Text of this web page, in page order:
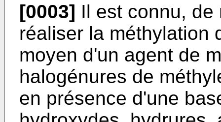
[0003] Il est connu,
réaliser la méthylation
moyen d'un agent de
halogénures de
en présence d'une